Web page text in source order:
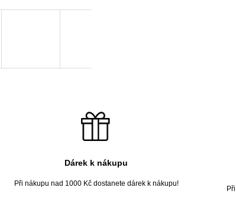
Dárek k nákupu
Při nákupu nad 1000 Kč dostanete dárek k nákupu!